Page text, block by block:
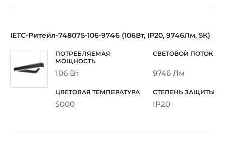
IETC-Ритейл-748075-106-9746 (106Вт, IP20, 9746Лм, 5К)
106 Вт 9746 Лм
5000 IP20